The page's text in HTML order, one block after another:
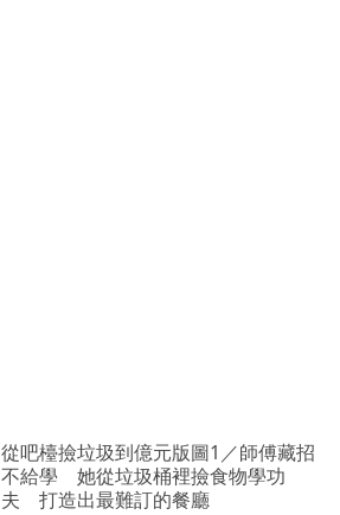
從吧檯撿垃圾到億元版圖1／師傅藏招
不給學 她從垃圾桶裡撿食物學功
夫 打造出最難訂的餐廳